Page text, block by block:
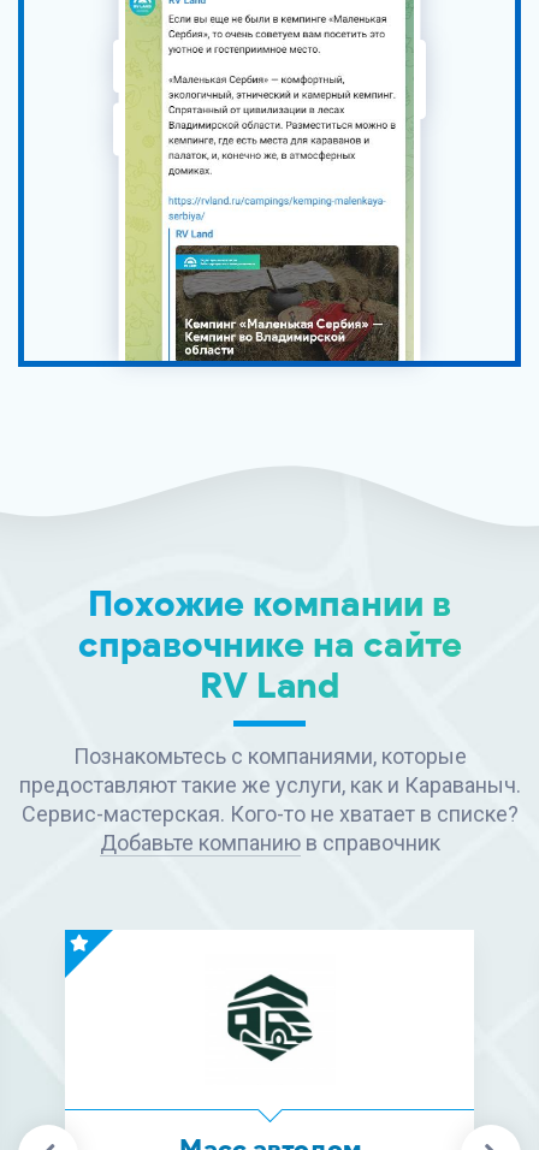
Похожие компании в
справочнике на сайте
RV Land
Познакомьтесь с компаниями, которые
предоставляют такие же услуги, как и Караваныч.
Сервис-мастерская. Кого-то не хватает в списке?
Добавьте компаниюв справочник